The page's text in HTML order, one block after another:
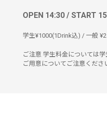
OPEN 14:30 / START
学生¥1000(1Drink込) / 一般
ご注意 学生料金については
ご用意についてご注意くださ